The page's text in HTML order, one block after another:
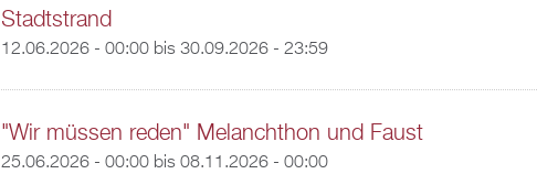
Stadtstrand
12.06.2026 - 00:00bis 30.09.2026 - 23:59
"Wir müssen reden" Melanchthon und Faust
25.06.2026 - 00:00bis 08.11.2026 - 00:00